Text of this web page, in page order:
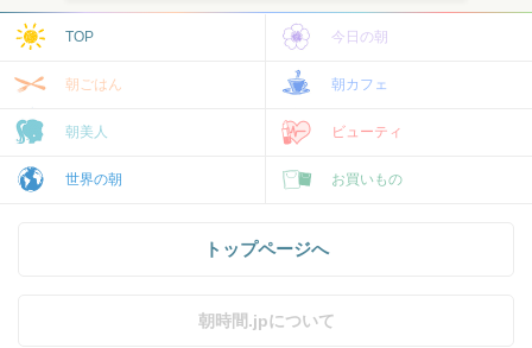
TOP 今日の朝
朝ごはん 朝カフェ
朝美人 ビューティ
世界の朝 お買いもの
トップページへ
朝時間.jpについて